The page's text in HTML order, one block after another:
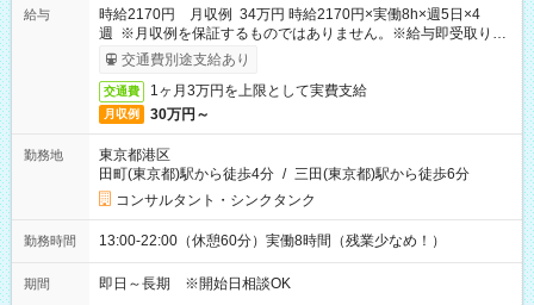
給与
時給2170円 月収例 34万円 時給2170円×実働8h×週5日×4
週 ※月収例を保証するものではありません。※給与即受取りサ
ービス利用可（利用条件有）
交通費別途支給あり
交通費 1ヶ月3万円を上限として実費支給
月収例 30万円～
勤務地
東京都港区
田町(東京都)駅から徒歩4分 / 三田(東京都)駅から徒歩6分
コンサルタント・シンクタンク
勤務時間 13:00-22:00（休憩60分）実働8時間（残業少なめ！）
期間 即日～長期 ※開始日相談OK